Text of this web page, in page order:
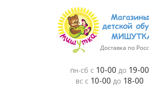
пн-сб с 10-00 до 19-00
вс с 10-00 до 18-00